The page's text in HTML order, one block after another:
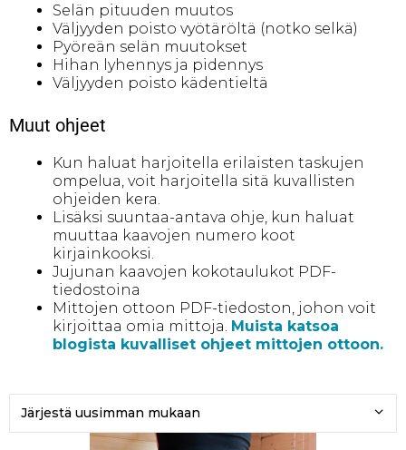
Selän pituuden muutos
Väljyyden poisto vyötäröltä (notko selkä)
Pyöreän selän muutokset
Hihan lyhennys ja pidennys
Väljyyden poisto kädentieltä
Muut ohjeet
Kun haluat harjoitella erilaisten taskujen
ompelua, voit harjoitella sitä kuvallisten
ohjeiden kera.
Lisäksi suuntaa-antava ohje, kun haluat
muuttaa kaavojen numero koot
kirjainkooksi.
Jujunan kaavojen kokotaulukot PDF-
tiedostoina
Mittojen ottoon PDF-tiedoston, johon voit
kirjoittaa omia mittoja. Muista katsoa
blogista kuvalliset ohjeet mittojen ottoon.